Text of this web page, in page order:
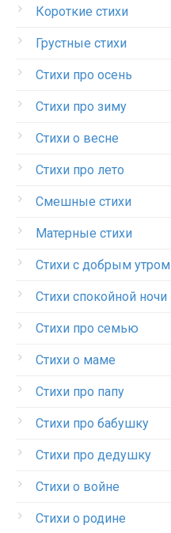
Короткие стихи
Грустные стихи
Стихи про осень
Стихи про зиму
Стихи о весне
Стихи про лето
Смешные стихи
Матерные стихи
Стихи с добрым утром
Стихи спокойной ночи
Стихи про семью
Стихи о маме
Стихи про папу
Стихи про бабушку
Стихи про дедушку
Стихи о войне
Стихи о родине